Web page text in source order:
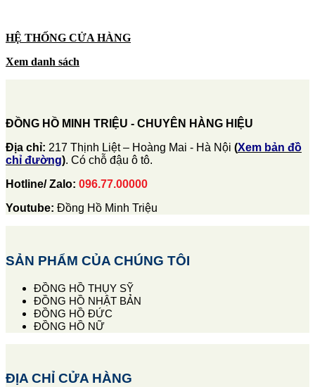
HỆ THỐNG CỬA HÀNG
Xem danh sách
ĐỒNG HỒ MINH TRIỆU - CHUYÊN HÀNG HIỆU
Địa chỉ: 217 Thịnh Liệt – Hoàng Mai - Hà Nội (Xem bản đồ
chỉ đường). Có chỗ đậu ô tô.
Hotline/ Zalo: 096.77.00000
Youtube: Đồng Hồ Minh Triệu
SẢN PHẨM CỦA CHÚNG TÔI
ĐỒNG HỒ THỤY SỸ
ĐỒNG HỒ NHẬT BẢN
ĐỒNG HỒ ĐỨC
ĐỒNG HỒ NỮ
ĐỊA CHỈ CỬA HÀNG